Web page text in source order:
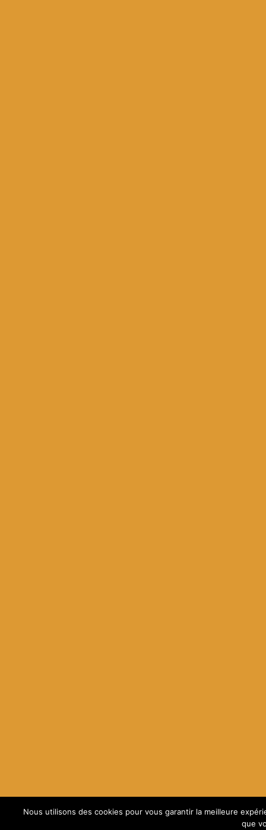
Nous utilisons des cookies pour vous garantir la meilleure
que